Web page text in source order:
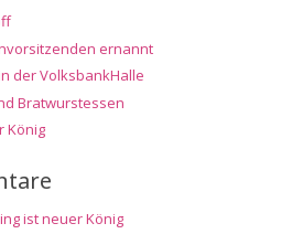
ernannt
der VolksbankHalle
Bratwurstessen
König
ist neuer König